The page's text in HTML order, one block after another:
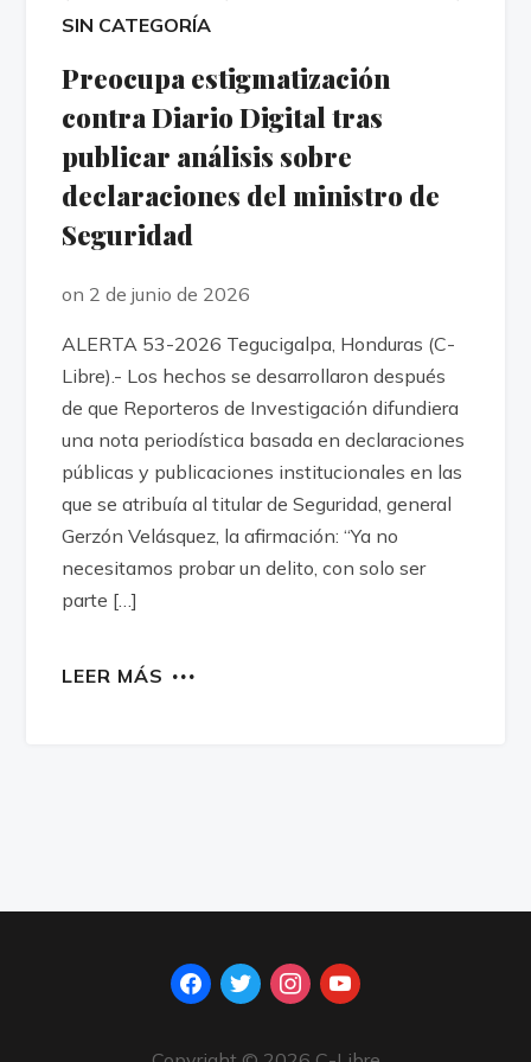
SIN CATEGORÍA
Preocupa estigmatización
contra Diario Digital tras
publicar análisis sobre
declaraciones del ministro de
Seguridad
on 2 de junio de 2026
ALERTA 53-2026 Tegucigalpa, Honduras (C-
Libre).- Los hechos se desarrollaron después
de que Reporteros de Investigación difundiera
una nota periodística basada en declaraciones
públicas y publicaciones institucionales en las
que se atribuía al titular de Seguridad, general
Gerzón Velásquez, la afirmación: “Ya no
necesitamos probar un delito, con solo ser
parte […]
LEER MÁS
facebook
twitterinstagram
youtube